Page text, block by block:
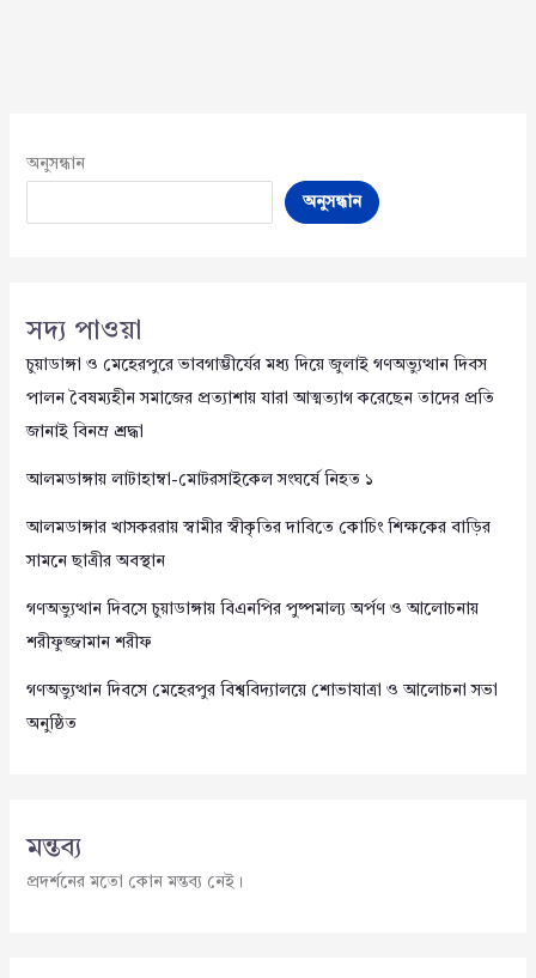
অনুসন্ধান
অনুসন্ধান
সদ্য পাওয়া
চুয়াডাঙ্গা ও মেহেরপুরে ভাবগাম্ভীর্যের মধ্য দিয়ে জুলাই গণঅভ্যুত্থান দিবস
পালন বৈষম্যহীন সমাজের প্রত্যাশায় যারা আত্মত্যাগ করেছেন তাদের প্রতি
জানাই বিনম্র শ্রদ্ধা
আলমডাঙ্গায় লাটাহাম্বা-মোটরসাইকেল সংঘর্ষে নিহত ১
আলমডাঙ্গার খাসকররায় স্বামীর স্বীকৃতির দাবিতে কোচিং শিক্ষকের বাড়ির
সামনে ছাত্রীর অবস্থান
গণঅভ্যুত্থান দিবসে চুয়াডাঙ্গায় বিএনপির পুষ্পমাল্য অর্পণ ও আলোচনায়
শরীফুজ্জামান শরীফ
গণঅভ্যুত্থান দিবসে মেহেরপুর বিশ্ববিদ্যালয়ে শোভাযাত্রা ও আলোচনা সভা
অনুষ্ঠিত
মন্তব্য
প্রদর্শনের মতো কোন মন্তব্য নেই।